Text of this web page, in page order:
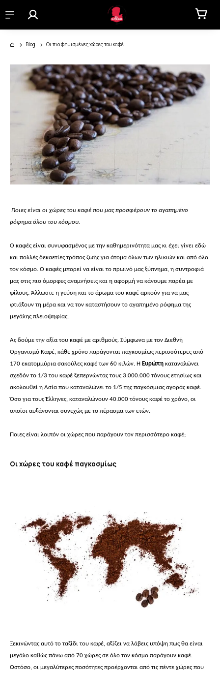
Blog Οι πιο φημισμένες χώρες του καφέ
Ποιες είναι οι χώρες του καφέ που μας προσφέρουν το αγαπημένο
ρόφημα όλου του κόσμου.
Ο καφές είναι συνυφασμένος με την καθημερινότητα μας κι έχει γίνει εδώ
και πολλές δεκαετίες τρόπος ζωής για άτομα όλων των ηλικιών και από όλο
τον κόσμο. Ο καφές μπορεί να είναι το πρωινό μας ξύπνημα, η συντροφιά
μας στις πιο όμορφες αναμνήσεις και η αφορμή να κάνουμε παρέα με
φίλους. Άλλωστε η γεύση και το άρωμα του καφέ αρκούν για να μας
φτιάξουν τη μέρα και να τον καταστήσουν το αγαπημένο ρόφημα της
μεγάλης πλειοψηφίας.
Ας δούμε την αξία του καφέ με αριθμούς. Σύμφωνα με τον Διεθνή
Οργανισμό Καφέ, κάθε χρόνο παράγονται παγκοσμίως περισσότερες από
170 εκατομμύρια σακούλες καφέ των 60 κιλών. Η Ευρώπη καταναλώνει
σχεδόν το 1/3 του καφέ ξεπερνώντας τους 3.000.000 τόνους ετησίως και
ακολουθεί η Ασία που καταναλώνει το 1/5 της παγκόσμιας αγοράς καφέ.
Όσο για τους Έλληνες, καταναλώνουν 40.000 τόνους καφέ το χρόνο, οι
οποίοι αυξάνονται συνεχώς με το πέρασμα των ετών.
Ποιες είναι λοιπόν οι χώρες που παράγουν τον περισσότερο καφέ;
Οι χώρες του καφέ παγκοσμίως
Ξεκινώντας αυτό το ταξίδι του καφέ, αξίζει να λάβεις υπόψη πως θα είναι
μεγάλο καθώς πάνω από 70 χώρες σε όλο τον κόσμο παράγουν καφέ.
Ωστόσο, οι μεγαλύτερες ποσότητες προέρχονται από τις πέντε χώρες που